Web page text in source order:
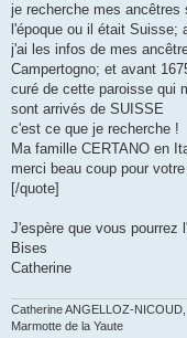
je recherche mes
l'époque ou il était Suisse;
j'ai les infos de mes
Campertogno; et avant
curé de cette paroisse qui
sont arrivés de SUISSE
c'est ce que je recherche !
Ma famille CERTANO en
merci beau coup pour
[/quote]
J'espère que vous pourrez
Bises
Catherine
Catherine ANGELLOZ-NICOUD,
Marmotte de la Yaute